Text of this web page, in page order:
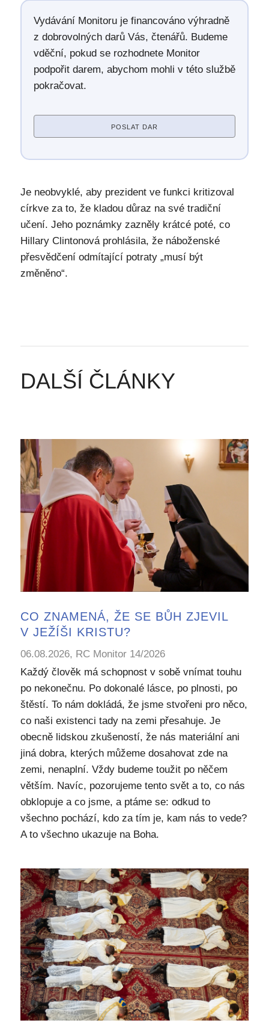
Vydávání Monitoru je financováno výhradně
z dobrovolných darů Vás, čtenářů. Budeme
vděční, pokud se rozhodnete Monitor
podpořit darem, abychom mohli v této službě
pokračovat.
POSLAT DAR
Je neobvyklé, aby prezident ve funkci kritizoval
církve za to, že kladou důraz na své tradiční
učení. Jeho poznámky zazněly krátcé poté, co
Hillary Clintonová prohlásila, že náboženské
přesvědčení odmítající potraty „musí být
změněno“.
DALŠÍ ČLÁNKY
CO ZNAMENÁ, ŽE SE BŮH ZJEVIL
V JEŽÍŠI KRISTU?
06.08.2026, RC Monitor 14/2026
Každý člověk má schopnost v sobě vnímat touhu
po nekonečnu. Po dokonalé lásce, po plnosti, po
štěstí. To nám dokládá, že jsme stvořeni pro něco,
co naši existenci tady na zemi přesahuje. Je
obecně lidskou zkušeností, že nás materiální ani
jiná dobra, kterých můžeme dosahovat zde na
zemi, nenaplní. Vždy budeme toužit po něčem
větším. Navíc, pozorujeme tento svět a to, co nás
obklopuje a co jsme, a ptáme se: odkud to
všechno pochází, kdo za tím je, kam nás to vede?
A to všechno ukazuje na Boha.